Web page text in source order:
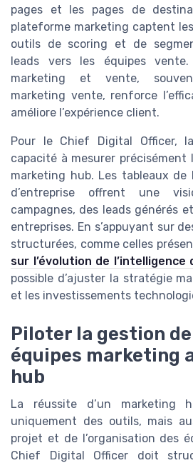
pages et les pages de
plateforme marketing captent
outils de scoring et de
leads vers les équipes
marketing et vente,
marketing vente, renforce
améliore l’expérience client.
Pour le Chief Digital Officer,
capacité à mesurer
marketing hub. Les tableaux
d’entreprise offrent une
campagnes, des leads générés
entreprises. En s’appuyant sur
structurées, comme celles
sur l’évolution de l’intelligence
possible d’ajuster la stratégie
et les investissements
Piloter la gestion
équipes marketing
hub
La réussite d’un marketing
uniquement des outils, mais
projet et de l’organisation des
Chief Digital Officer doit